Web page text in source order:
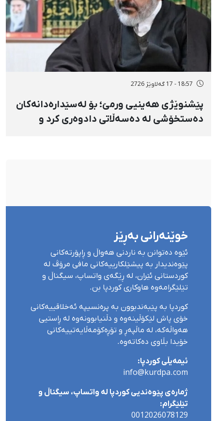
18:57 - 17 گەلاوێژ 2726
پێشنوێژی هەینیی ورمێ؛ بۆ لەسێدارەدانەکان
دەستخۆشی لە دەسەڵاتی دادوەری کرد و
خوێنەرانی بەڕێز
ئێوە دەتوانن بە ناردنی هەواڵ و ڕاپۆرتەکانی
پێوەندیدار بە پیشێلکارییەکانی مافی مرۆڤ لە
کوردستانی ئێران، لە ڕێگەی واتساپ، سیگناڵ و
تێلێگرامەوە هاوکاری کوردپا بن.
کوردپا بە پێبەندبوون بە پرەنسیپە ئەخلاقییەکانی
خۆی پاش لێکۆڵینەوە و دڵنیابوونەوە لە ڕاستیی
هەواڵەکە، لە ماڵپەڕ و تۆڕەکۆمەڵایەتییەکانی
خۆیدا بڵاوی دەکاتەوە.
ئیمەیڵی کوردپا:
info@kurdpa.com
ژمارەی پێوەندیی کوردپا لە واتساپ، سیگناڵ و
تێلێگرام:
0012026078129